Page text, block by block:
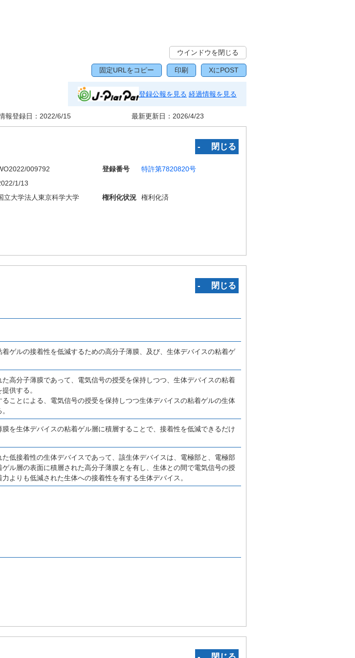
ウインドウを閉じる
固定URLをコピー 印刷 XにPOST
登録公報を見る 経過情報を見る
報登録日： 2022/6/15 最新更新日： 2026/4/23
‐ 閉じる
009792 登録番号
特許第7820820号
1/13
立大学法人東京科学大学 権利化状況
権利化済
‐ 閉じる
ゲルの接着性を低減するための高分子薄膜、及び、生体デバイスの粘着ゲ
高分子薄膜であって、電気信号の授受を保持しつつ、生体デバイスの粘着
供する。
ことによる、電気信号の授受を保持しつつ生体デバイスの粘着ゲルの生体
を生体デバイスの粘着ゲル層に積層することで、接着性を低減できるだけ
低接着性の生体デバイスであって、該生体デバイスは、電極部と、電極部
ル層の表面に積層された高分子薄膜とを有し、生体との間で電気信号の授
よりも低減された生体への接着性を有する生体デバイス。